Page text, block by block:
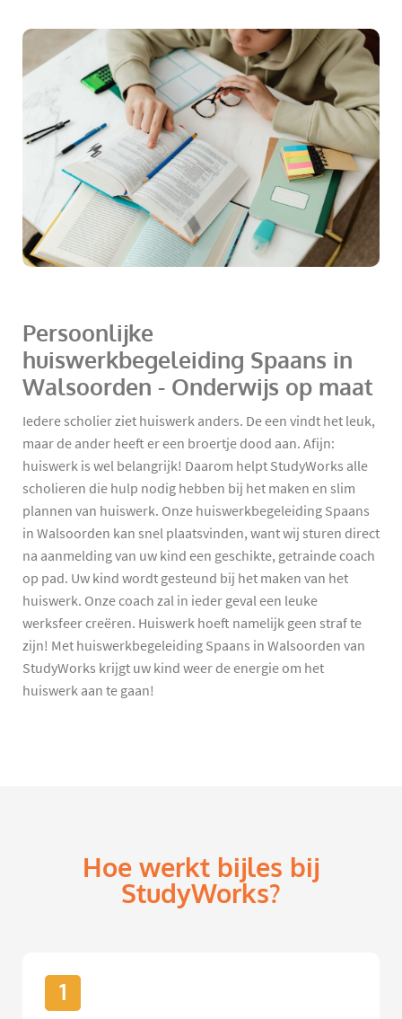
Persoonlijke
huiswerkbegeleiding Spaans in
Walsoorden - Onderwijs op maat
Iedere scholier ziet huiswerk anders. De een vindt het leuk,
maar de ander heeft er een broertje dood aan. Afijn:
huiswerk is wel belangrijk! Daarom helpt StudyWorks alle
scholieren die hulp nodig hebben bij het maken en slim
plannen van huiswerk. Onze huiswerkbegeleiding Spaans
in Walsoorden kan snel plaatsvinden, want wij sturen direct
na aanmelding van uw kind een geschikte, getrainde coach
op pad. Uw kind wordt gesteund bij het maken van het
huiswerk. Onze coach zal in ieder geval een leuke
werksfeer creëren. Huiswerk hoeft namelijk geen straf te
zijn! Met huiswerkbegeleiding Spaans in Walsoorden van
StudyWorks krijgt uw kind weer de energie om het
huiswerk aan te gaan!
Hoe werkt bijles bij
StudyWorks?
1